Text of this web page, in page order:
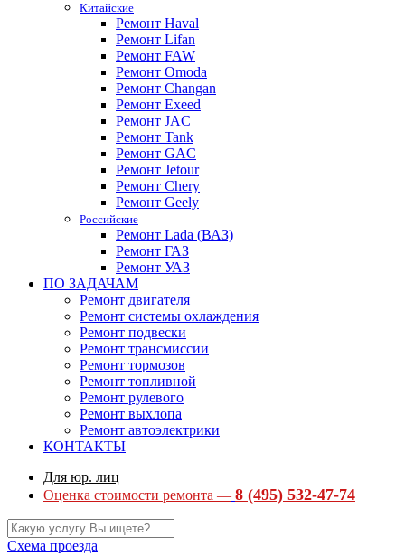
Китайские
Ремонт Haval
Ремонт Lifan
Ремонт FAW
Ремонт Omoda
Ремонт Changan
Ремонт Exeed
Ремонт JAC
Ремонт Tank
Ремонт GAC
Ремонт Jetour
Ремонт Chery
Ремонт Geely
Российские
Ремонт Lada (ВАЗ)
Ремонт ГАЗ
Ремонт УАЗ
ПО ЗАДАЧАМ
Ремонт двигателя
Ремонт системы охлаждения
Ремонт подвески
Ремонт трансмиссии
Ремонт тормозов
Ремонт топливной
Ремонт рулевого
Ремонт выхлопа
Ремонт автоэлектрики
КОНТАКТЫ
Для юр. лиц
Оценка стоимости ремонта — 8 (495) 532-47-74
Схема проезда